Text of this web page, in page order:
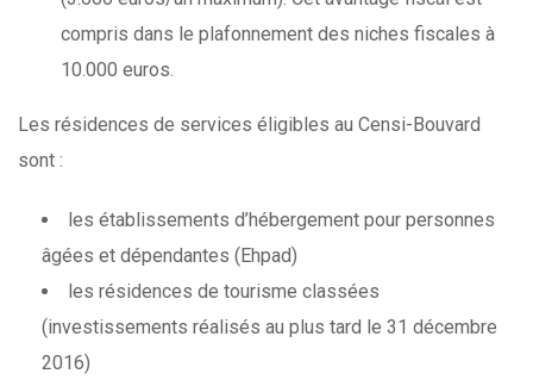
compris dans le plafonnement des niches fiscales à
10.000 euros.
Les résidences de services éligibles au Censi-Bouvard
sont :
les établissements d’hébergement pour personnes
âgées et dépendantes (Ehpad)
les résidences de tourisme classées
(investissements réalisés au plus tard le 31 décembre
2016)